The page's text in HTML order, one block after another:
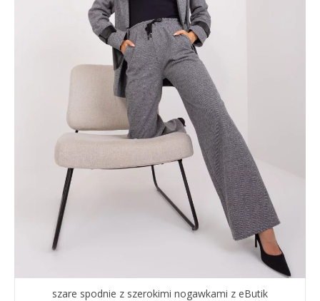
szare spodnie z szerokimi nogawkami z eButik